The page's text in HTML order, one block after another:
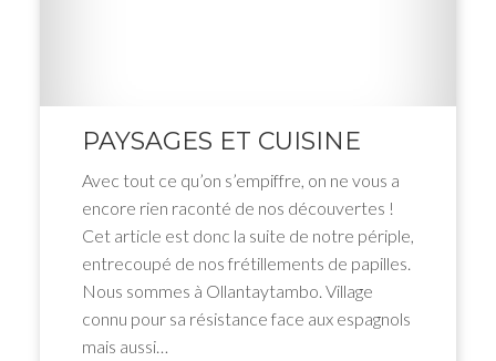
PAYSAGES ET CUISINE
Avec tout ce qu’on s’empiffre, on ne vous a
encore rien raconté de nos découvertes !
Cet article est donc la suite de notre périple,
entrecoupé de nos frétillements de papilles.
Nous sommes à Ollantaytambo. Village
connu pour sa résistance face aux espagnols
mais aussi…